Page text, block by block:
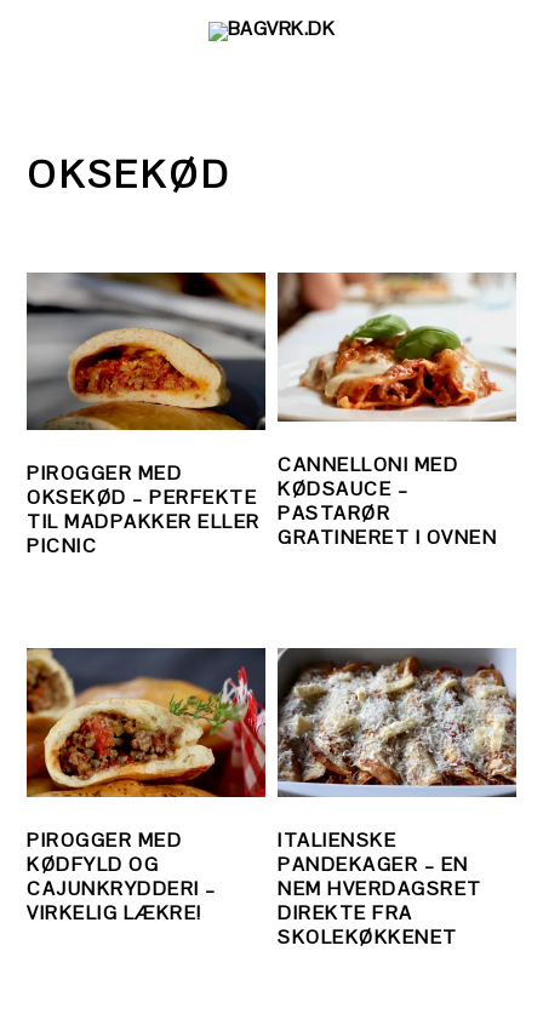
OKSEKØD
PIROGGER MED
OKSEKØD – PERFEKTE
TIL MADPAKKER ELLER
PICNIC
CANNELLONI MED
KØDSAUCE –
PASTARØR
GRATINERET I OVNEN
PIROGGER MED
KØDFYLD OG
CAJUNKRYDDERI –
VIRKELIG LÆKRE!
ITALIENSKE
PANDEKAGER – EN
NEM HVERDAGSRET
DIREKTE FRA
SKOLEKØKKENET